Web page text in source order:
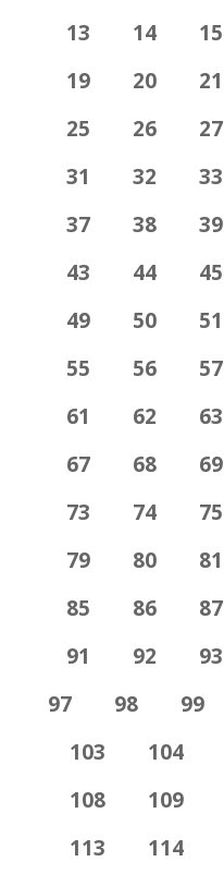
13
14 15
19
20 21
25
26 27
31
32 33
37
38 39
43
44 45
49
50 51
55
56 57
61
62 63
67
68 69
73
74 75
79
80 81
85
86 87
91
92 93
97
98 99
103
104
108
109
113
114